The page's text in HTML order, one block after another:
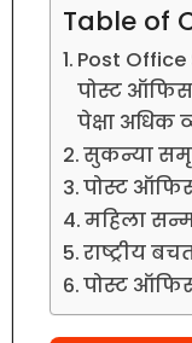
Table of
Post Office
पोस्ट
पेक्षा अधिक
सुकन्या
पोस्ट
महिला
राष्ट्रीय
पोस्ट